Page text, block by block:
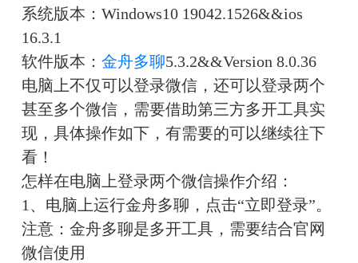
系统版本：Windows10 19042.1526&&ios
16.3.1
软件版本： 金舟多聊5.3.2&&Version 8.0.36
电脑上不仅可以登录微信，还可以登录两个
甚至多个微信，需要借助第三方多开工具实
现，具体操作如下，有需要的可以继续往下
看！
怎样在电脑上登录两个微信操作介绍：
1、电脑上运行金舟多聊，点击“立即登录”。
注意：金舟多聊是多开工具，需要结合官网
微信使用